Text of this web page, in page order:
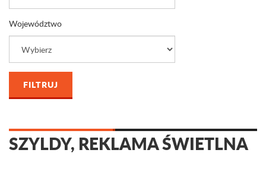
Województwo
SZYLDY, REKLAMA ŚWIETLNA